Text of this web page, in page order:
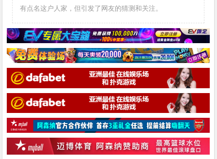
有点名这户人家，但引发了网友的猜测和关注。